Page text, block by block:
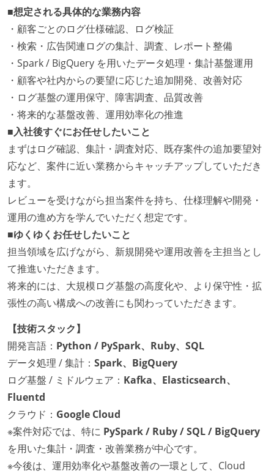
■想定される具体的な業務内容
・顧客ごとのログ仕様確認、ログ検証
・検索・広告関連ログの集計、調査、レポート整備
・Spark / BigQuery を用いたデータ処理・集計基盤運用
・顧客や社内からの要望に応じた追加開発、改善対応
・ログ基盤の運用保守、障害調査、品質改善
・将来的な基盤改善、運用効率化の推進
■入社後すぐにお任せしたいこと
まずはログ確認、集計・調査対応、既存案件の追加要望対
応など、案件に近い業務からキャッチアップしていただき
ます。
レビューを受けながら担当案件を持ち、仕様理解や開発・
運用の進め方を学んでいただく想定です。
■ゆくゆくお任せしたいこと
担当領域を広げながら、新規開発や運用改善を主担当とし
て推進いただきます。
将来的には、大規模ログ基盤の高度化や、より保守性・拡
張性の高い構成への改善にも関わっていただきます。
【技術スタック】
開発言語： Python / PySpark、Ruby、SQL
データ処理 / 集計： Spark、BigQuery
ログ基盤 / ミドルウェア： Kafka、Elasticsearch、
Fluentd
クラウド： Google Cloud
※案件対応では、特に PySpark / Ruby / SQL / BigQuery
を用いた集計・調査・改善業務が中心です。
※今後は、運用効率化や基盤改善の一環として、Cloud